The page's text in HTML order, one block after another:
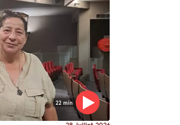
22 min